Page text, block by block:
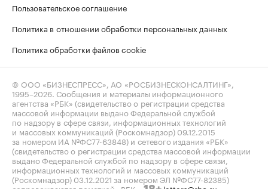
Пользовательское соглашение
Политика в отношении обработки персональных данных
Политика обработки файлов cookie
© ООО «БИЗНЕСПРЕСС», АО «РОСБИЗНЕСКОНСАЛТИНГ»,
1995–2026 . Сообщения и материалы информационного
агентства «РБК» (свидетельство о регистрации средства
массовой информации выдано Федеральной службой
по надзору в сфере связи, информационных технологий
и массовых коммуникаций (Роскомнадзор) 09.12.2015
за номером ИА №ФС77-63848) и сетевого издания «РБК»
(свидетельство о регистрации средства массовой информации
выдано Федеральной службой по надзору в сфере связи,
информационных технологий и массовых коммуникаций
(Роскомнадзор) 03.12.2021 за номером ЭЛ №ФС77-82385)